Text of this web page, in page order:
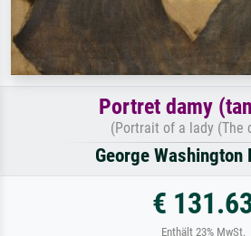
Portret damy
(Portrait of a lady (The
George Washington
€
Enthält 23% MwSt.